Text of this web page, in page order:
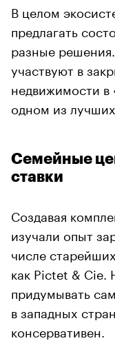
В целом
предлагать
разные
участвуют в
недвижимости
одном из
Семейные
ставки
Создавая
изучали опыт
числе
как Pictet &
придумывать
в западных
консервативен.